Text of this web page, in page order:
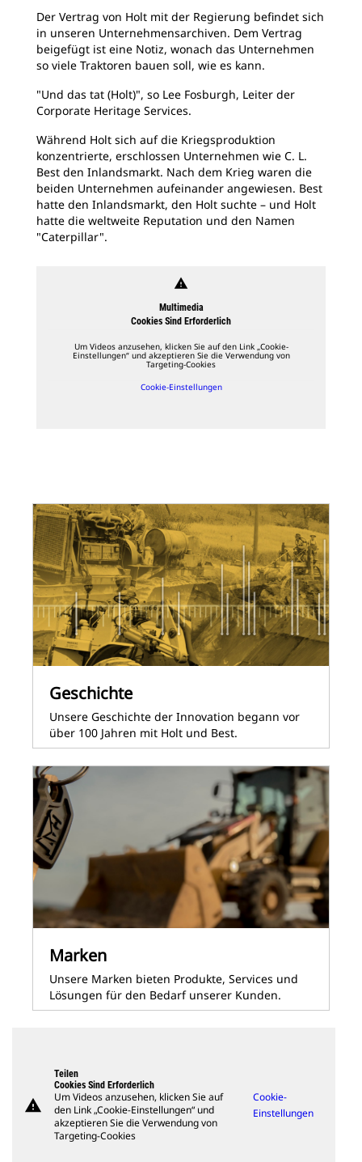
Der Vertrag von Holt mit der Regierung befindet sich
in unseren Unternehmensarchiven. Dem Vertrag
beigefügt ist eine Notiz, wonach das Unternehmen
so viele Traktoren bauen soll, wie es kann.
"Und das tat (Holt)", so Lee Fosburgh, Leiter der
Corporate Heritage Services.
Während Holt sich auf die Kriegsproduktion
konzentrierte, erschlossen Unternehmen wie C. L.
Best den Inlandsmarkt. Nach dem Krieg waren die
beiden Unternehmen aufeinander angewiesen. Best
hatte den Inlandsmarkt, den Holt suchte – und Holt
hatte die weltweite Reputation und den Namen
"Caterpillar".
warning
Multimedia
Cookies Sind Erforderlich
Um Videos anzusehen, klicken Sie auf den Link „Cookie-
Einstellungen“ und akzeptieren Sie die Verwendung von
Targeting-Cookies
Cookie-Einstellungen
Geschichte
Unsere Geschichte der Innovation begann vor
über 100 Jahren mit Holt und Best.
Marken
Unsere Marken bieten Produkte, Services und
Lösungen für den Bedarf unserer Kunden.
warning
Teilen
Cookies Sind Erforderlich
Um Videos anzusehen, klicken Sie auf
den Link „Cookie-Einstellungen“ und
akzeptieren Sie die Verwendung von
Targeting-Cookies
Cookie-
Einstellungen